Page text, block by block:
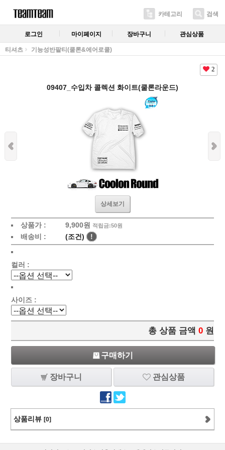
카테고리 검색
로그인 마이페이지 장바구니 관심상품
티셔츠 기능성반팔티(쿨론&에어로쿨)
2
09407_수입차 콜렉션 화이트(쿨론라운드)
상세보기
상품가 : 9,900원 적립금:50원
배송비 : (조건) !
컬러 :
사이즈 :
총 상품 금액 0 원
구매하기
장바구니 관심상품
상품리뷰 [0]